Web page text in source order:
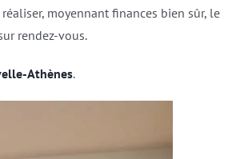
moyennant finances bien sûr, le
rendez-vous.
Athènes.